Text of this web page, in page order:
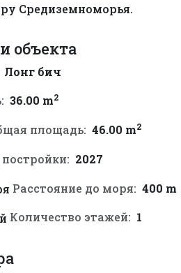
Средиземноморья.
объекта
Лонг бич
36.00 m2
площадь: 46.00 m2
постройки: 2027
Расстояние до моря: 400 m
Количество этажей: 1